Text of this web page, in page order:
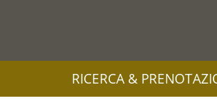
RICERCA &